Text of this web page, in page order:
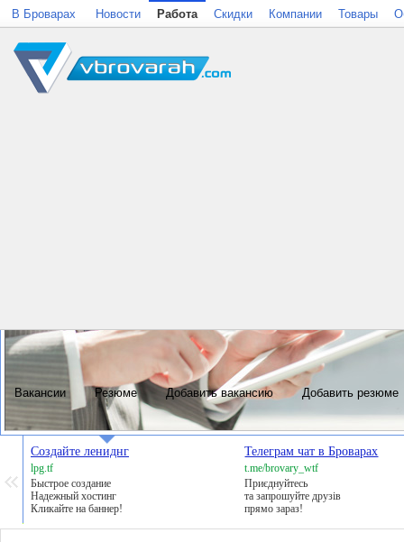
Создайте лениднг
lpg.tf
Быстрое создание
Надежный хостинг
Кликайте на баннер!
Телеграм чат в Броварах
t.me/brovary_wtf
Приєднуйтесь
та запрошуйте друзів
прямо зараз!
В Броварах Новости Работа Скидки Компании Товары
Вакансии Резюме Добавить вакансию Добавить резюме